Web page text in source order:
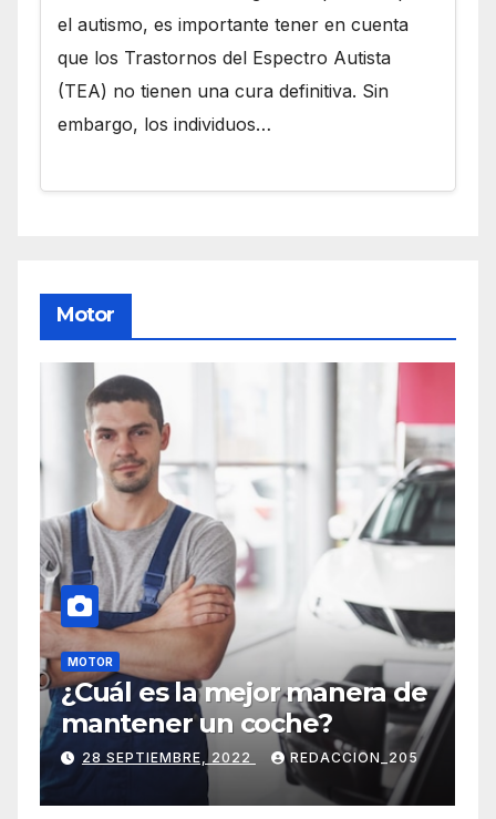
el autismo, es importante tener en cuenta
que los Trastornos del Espectro Autista
(TEA) no tienen una cura definitiva. Sin
embargo, los individuos…
Motor
MOTOR
¿Cuál es la mejor manera de
mantener un coche?
28 SEPTIEMBRE, 2022 REDACCION_205